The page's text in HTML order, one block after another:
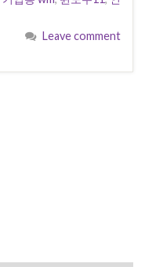
Leave comment